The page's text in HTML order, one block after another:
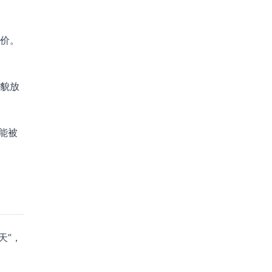
。
放
被
，